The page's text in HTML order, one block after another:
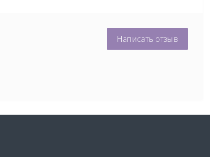
Написать отзыв